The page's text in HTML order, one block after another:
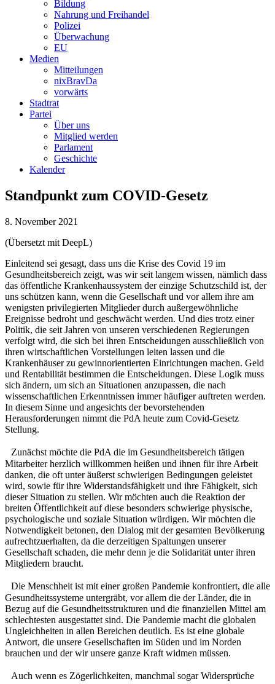
Bildung
Nahrung und Freihandel
Polizei
Überwachung
EU
Medien
Mitteilungen
nixBravDa
vorwärts
Stadtrat
Partei
Über uns
Mitglied werden
Parlament
Geschichte
Kalender
Standpunkt zum COVID-Gesetz
8. November 2021
(Übersetzt mit DeepL)
Einleitend sei gesagt, dass uns die Krise des Covid 19 im
Gesundheitsbereich zeigt, was wir seit langem wissen, nämlich dass
das öffentliche Krankenhaussystem der einzige Schutzschild ist, der
uns schützen kann, wenn die Gesellschaft und vor allem ihre am
wenigsten privilegierten Mitglieder durch außergewöhnliche
Ereignisse bedroht und geschwächt werden. Und dies trotz einer
Politik, die seit Jahren von unseren verschiedenen Regierungen
verfolgt wird, die sich bei ihren Entscheidungen ausschließlich von
ihren wirtschaftlichen Vorstellungen leiten lassen und die
Krankenhäuser zu gewinnorientierten Einrichtungen machen. Geld
und Rentabilität bestimmen die Entscheidungen. Diese Logik muss
sich ändern, um sich an Situationen anzupassen, die nach
wissenschaftlichen Erkenntnissen immer häufiger auftreten werden.
In diesem Sinne und angesichts der bevorstehenden
Herausforderungen nimmt die PdA heute zum Covid-Gesetz
Stellung.
Zunächst möchte die PdA die im Gesundheitsbereich tätigen
Mitarbeiter herzlich willkommen heißen und ihnen für ihre Arbeit
danken, die oft unter äußerst schwierigen Bedingungen geleistet
wird, sowie für ihre Widerstandsfähigkeit und ihre Fähigkeit, sich
dieser Situation zu stellen. Wir möchten auch die Reaktion der
breiten Öffentlichkeit auf diese besonders schwierige physische,
psychologische und soziale Situation würdigen. Wir möchten die
Notwendigkeit betonen, den Dialog mit der gesamten Bevölkerung
aufrechtzuerhalten, da die derzeitigen Spaltungen unserer
Gesellschaft schaden, die mehr denn je die Solidarität unter ihren
Mitgliedern braucht.
Die Menschheit ist mit einer großen Pandemie konfrontiert, die alle
Gesundheitssysteme untergräbt, vor allem die der Länder, die in
Bezug auf die Gesundheitsstrukturen und die finanziellen Mittel am
schlechtesten ausgestattet sind. Die Pandemie macht die globalen
Ungleichheiten in allen Bereichen deutlich. Es ist eine globale
Antwort, die unsere Gesellschaften im Süden und im Norden
brauchen und der wir unsere ganze Kraft widmen müssen.
Auch wenn es Zögerlichkeiten, manchmal sogar Widersprüche